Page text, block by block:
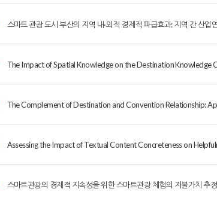
스마트 관광 도시 부산의 지역 내·외적 경제적 파급효과: 지역 간 산업
The Impact of Spatial Knowledge on the Destination Knowledge
The Complement of Destination and Convention Relationship:
Assessing the Impact of Textual Content Concreteness on
스마트관광의 경제적 지속성을 위한 스마트관광 체험의 지불가치 추